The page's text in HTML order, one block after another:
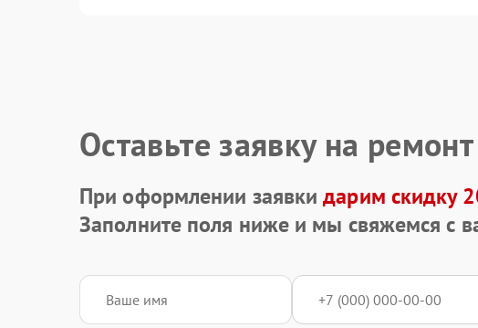
Оставьте заявку на ремонт
При оформлении заявкидарим скидку
Заполните поля ниже и мы свяжемся с